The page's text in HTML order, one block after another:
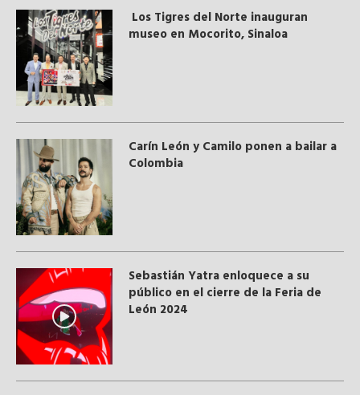
Los Tigres del Norte inauguran
museo en Mocorito, Sinaloa
Carín León y Camilo ponen a bailar a
Colombia
Sebastián Yatra enloquece a su
público en el cierre de la Feria de
León 2024